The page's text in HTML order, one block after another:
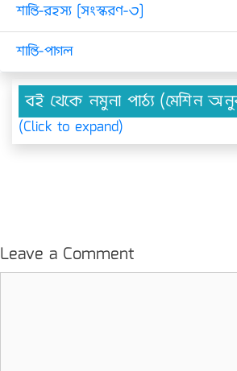
শান্তি-রহস্য [সংস্করণ-৩]
শান্তি-পাগল
বই থেকে নমুনা পাঠ্য (মেশিন
(Click to expand)
Leave a Comment